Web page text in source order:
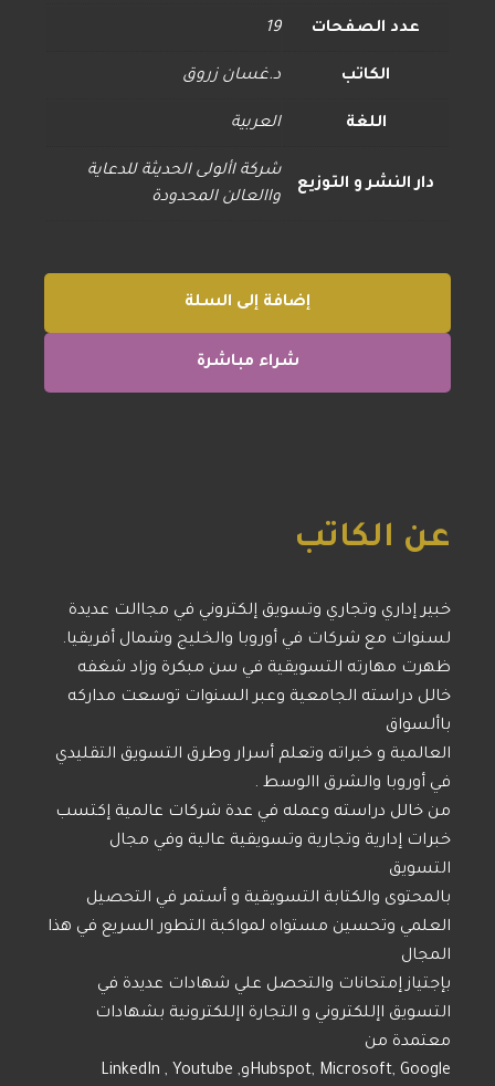
عدد الصفحات 19
الكاتب د.غسان زروق
اللغة العربية
دار النشر و التوزيع
شركة األولى الحديثة للدعاية
واالعالن المحدودة
إضافة إلى السلة
شراء مباشرة
عن الكاتب
خبير إداري وتجاري وتسويق إلكتروني في مجاالت عديدة
لسنوات مع شركات في أوروبا والخليج وشمال أفريقيا.
ظهرت مهارته التسويقية في سن مبكرة وزاد شغفه
خالل دراسته الجامعية وعبر السنوات توسعت مداركه
باألسواق
العالمية و خبراته وتعلم أسرار وطرق التسويق التقليدي
في أوروبا والشرق االوسط .
من خالل دراسته وعمله في عدة شركات عالمية إكتسب
خبرات إدارية وتجارية وتسويقية عالية وفي مجال
التسويق
بالمحتوى والكتابة التسويقية و أستمر في التحصيل
العلمي وتحسين مستواه لمواكبة التطور السريع في هذا
المجال
بإجتياز إمتحانات والتحصل علي شهادات عديدة في
التسويق اإللكتروني و التجارة اإللكترونية بشهادات
معتمدة من
Hubspot, Microsoft, GoogleوLinkedIn , Youtube ,